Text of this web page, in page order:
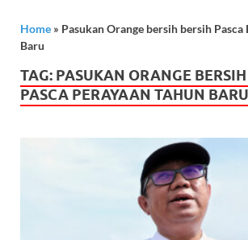
Home » Pasukan Orange bersih bersih Pasca
Baru
TAG: PASUKAN ORANGE
PASCA PERAYAAN TAHUN BARU